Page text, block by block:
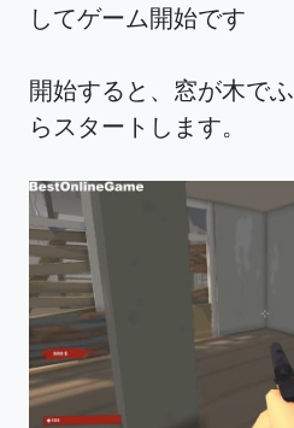
してゲーム開始です
開始すると、窓が木で
らスタートします。